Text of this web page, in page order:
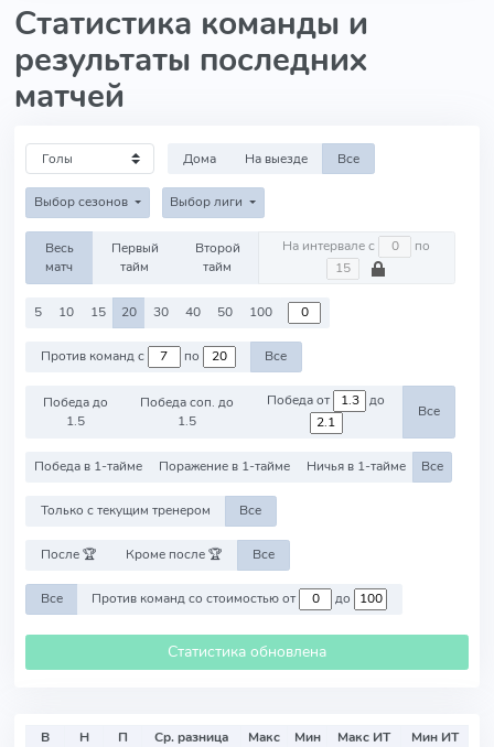
Статистика команды и
результаты последних
матчей
Дома На выезде Все
Выбор сезонов Выбор лиги
Весь
матч
Первый
тайм
Второй
тайм
На интервале с по
5 10 15 20 30 40 50 100
Против команд с по Все
Победа до
1.5
Победа соп. до
1.5
Победа от до
Все
Победа в 1-тайме Поражение в 1-тайме Ничья в 1-тайме Все
Только с текущим тренером Все
После 🏆 Кроме после 🏆 Все
Все Против команд со стоимостью от до
Статистика обновлена
В Н П Ср. разница Макс Мин Макс ИТ
Мин ИТ